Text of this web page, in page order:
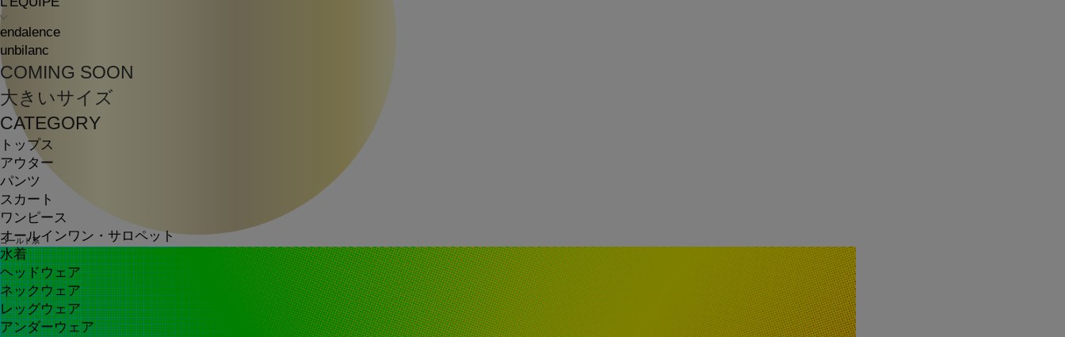
endalence
unbilanc
COMING SOON
大きいサイズ
CATEGORY
トップス
アウター
パンツ
スカート
ワンピース
オールインワン・サロペット
水着
ヘッドウェア
ネックウェア
レッグウェア
アンダーウェア
ゴールド系